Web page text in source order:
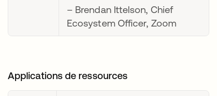
– Brendan Ittelson, Chief
Ecosystem Officer, Zoom
Applications de ressources